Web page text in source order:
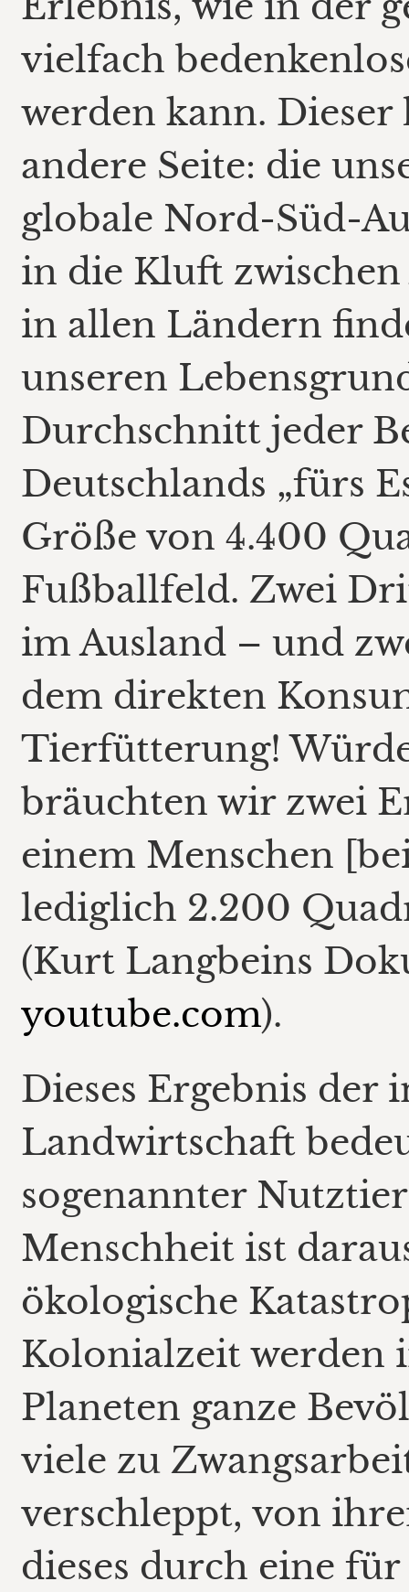
vielfach
werden kann.
andere Seite: die
globale Nord-Süd-
in die Kluft
in allen Ländern
unseren
Durchschnitt jeder
Deutschlands „fürs
Größe von 4.400
Fußballfeld. Zwei
im Ausland – und
dem direkten
Tierfütterung!
bräuchten wir zwei
einem Menschen
lediglich 2.200
(Kurt Langbeins
youtube.com).
Dieses Ergebnis der
Landwirtschaft
sogenannter
Menschheit ist
ökologische
Kolonialzeit werden
Planeten ganze
viele zu
verschleppt, von
dieses durch eine